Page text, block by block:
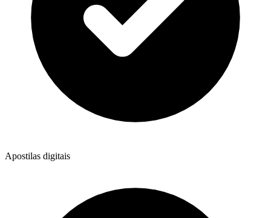
Apostilas digitais